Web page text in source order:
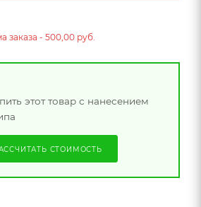
заказа - 500,00 руб.
этот товар с нанесением
СТОИМОСТЬ